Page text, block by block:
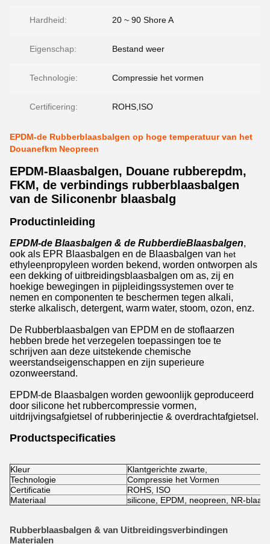
Hardheid: 20 ~ 90 Shore A
Eigenschap: Bestand weer
Technologie: Compressie het vormen
Certificering: ROHS,ISO
EPDM-de Rubberblaasbalgen op hoge temperatuur van het
Douanefkm Neopreen
EPDM-Blaasbalgen, Douane rubberepdm,
FKM, de verbindings rubberblaasbalgen
van de Siliconenbr blaasbalg
Productinleiding
EPDM-de Blaasbalgen & de RubberdieBlaasbalgen,
ook als EPR Blaasbalgen en de Blaasbalgen van het
ethyleenpropyleen worden bekend, worden ontworpen als
een dekking of uitbreidingsblaasbalgen om as, zij en
hoekige bewegingen in pijpleidingssystemen over te
nemen en componenten te beschermen tegen alkali,
sterke alkalisch, detergent, warm water, stoom, ozon, enz.
De Rubberblaasbalgen van EPDM en de stoflaarzen
hebben brede het verzegelen toepassingen toe te
schrijven aan deze uitstekende chemische
weerstandseigenschappen en zijn superieure
ozonweerstand.
EPDM-de Blaasbalgen worden gewoonlijk geproduceerd
door silicone het rubbercompressie vormen,
uitdrijvingsafgietsel of rubberinjectie & overdrachtafgietsel.
Productspecificaties
Kleur
Klantgerichte zwarte,
Technologie
Compressie het Vormen
Certificatie
ROHS, ISO
Materiaal
silicone, EPDM, neopreen, NR-
Rubberblaasbalgen & van Uitbreidingsverbindingen
Materialen